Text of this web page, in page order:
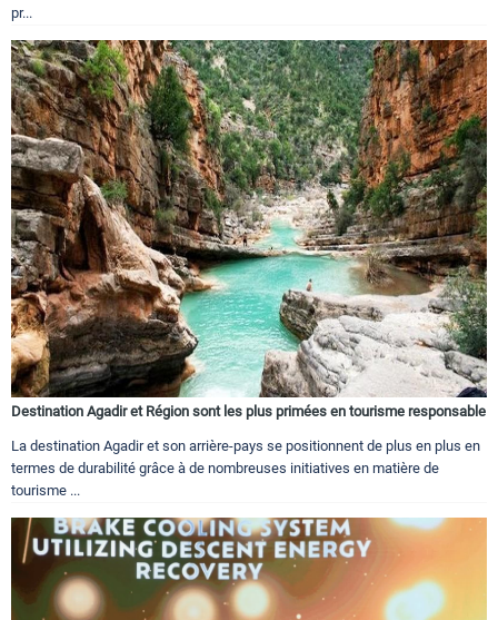
pr...
Destination Agadir et Région sont les plus primées en tourisme responsable
La destination Agadir et son arrière-pays se positionnent de plus en plus en
termes de durabilité grâce à de nombreuses initiatives en matière de
tourisme ...